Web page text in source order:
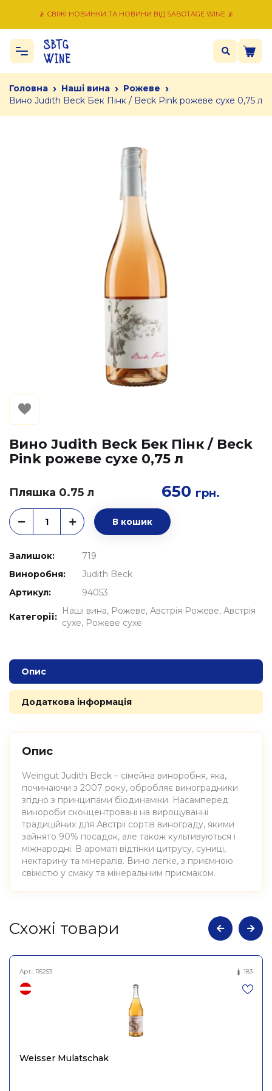
📡 СВІЖІ НОВИНКИ ТА НОВИНИ ВІД SABOTAGE WINE 📡
Головна › Наші вина › Рожеве ›
Вино Judith Beck Бек Пінк / Beck Pink рожеве сухе 0,75 л
Вино Judith Beck Бек Пінк / Beck
Pink рожеве сухе 0,75 л
Пляшка 0.75 л 650 грн.
В кошик
Залишок:
719
Виноробня:
Judith Beck
Артикул:
94053
Категорії:
Наші вина Рожеве Австрія Рожеве Австрія
сухе Рожеве сухе
Опис
Додаткова інформація
Опис
Weingut Judith Beck – сімейна виноробня, яка,
починаючи з 2007 року, обробляє виноградники
згідно з принципами біодинаміки. Насамперед
винороби сконцентровані на вирощуванні
традиційних для Австрії сортів винограду, якими
зайнято 90% посадок, але також культивуються і
міжнародні. В ароматі відтінки цитрусу, суниці,
нектарину та мінералів. Вино легке, з приємною
свіжістю у смаку та мінеральним присмаком.
Атрибути
натуральне сухе рожеве
Бек Пінк, Judith Beck 0,75л
Австрія
Cхожі товари
Арт.: R5253 183
Weisser Mulatschak